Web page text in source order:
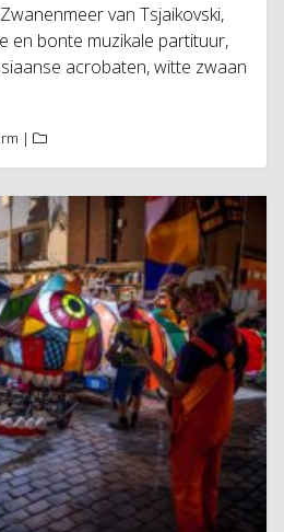
van Tsjaikovski,
en bonte muzikale partituur,
acrobaten, witte zwaan
|